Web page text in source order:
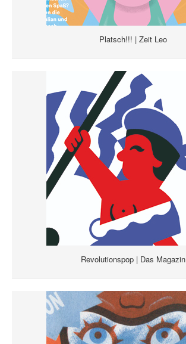
Platsch!!! | Zeit Leo
Revolutionspop | Das Magazin